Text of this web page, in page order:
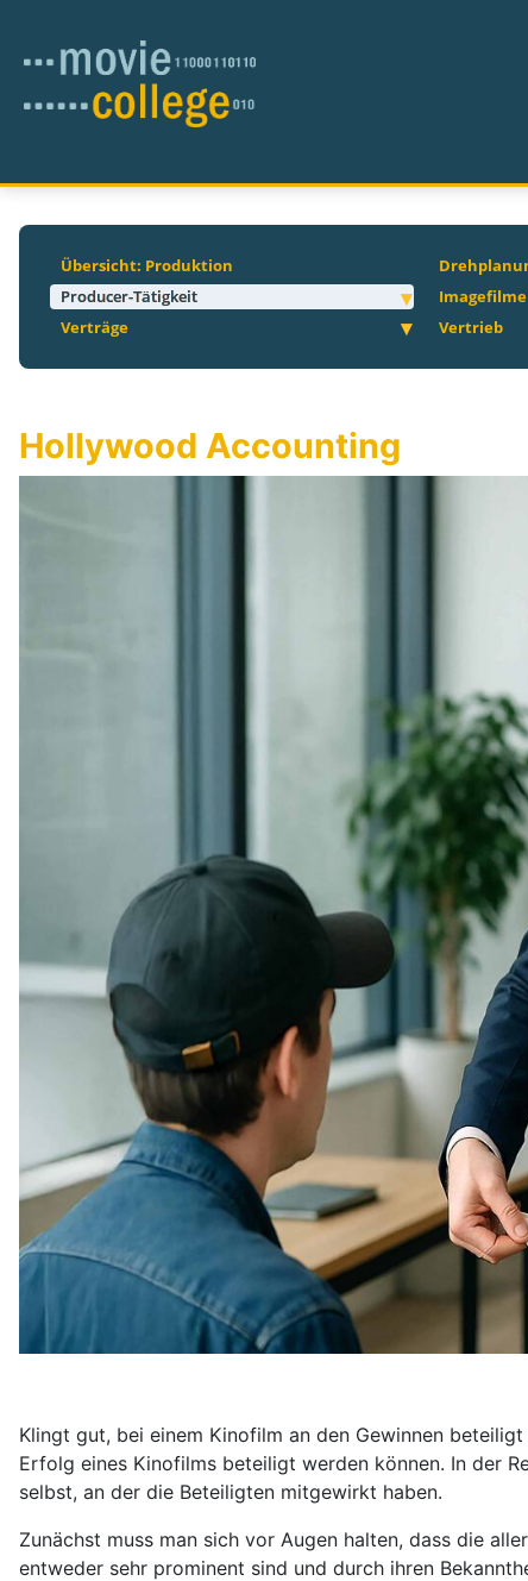
Übersicht: Produktion
Producer-Tätigkeit
Imagefilme
Verträge
Vertrieb
Hollywood Accounting
Klingt gut, bei einem Kinofilm an den Gewinnen
Erfolg eines Kinofilms beteiligt werden können. In der
selbst, an der die Beteiligten mitgewirkt haben.
Zunächst muss man sich vor Augen halten, dass die
entweder sehr prominent sind und durch ihren